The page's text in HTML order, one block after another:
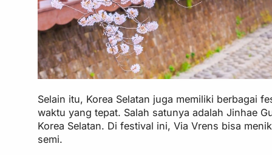
Selain itu, Korea Selatan juga memiliki berbagai
waktu yang tepat. Salah satunya adalah Jinhae
Korea Selatan. Di festival ini, Via Vrens bisa
semi.